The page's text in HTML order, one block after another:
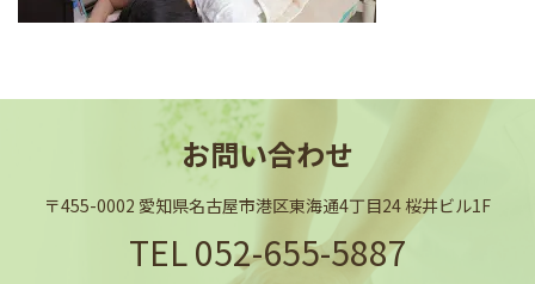
お問い合わせ
〒455-0002 愛知県名古屋市港区東海通4丁目24 桜井ビル1F
TEL052-655-5887